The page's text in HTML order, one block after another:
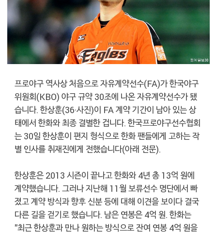
프로야구 역사상 처음으로 자유계약선수(FA)가 한국야구
위원회(KBO) 야구 규약 30조에 나온 자유계약선수가 됐
습니다. 한상훈(36·사진)이 FA 계약 기간이 남아 있는 상
태에서 한화와 최종 결별한 겁니다. 한국프로야구선수협회
는 30일 한상훈이 편지 형식으로 한화 팬들에게 고하는 작
별 인사를 취재진에게 전했습니다(아래 전문).
한상훈은 2013 시즌이 끝나고 한화와 4년 총 13억 원에
계약했습니다. 그러나 지난해 11월 보류선수 명단에서 빠
졌고 계약 방식과 향후 신분 등에 대해 이견을 보이다 결국
다른 길을 걷기로 했습니다. 남은 연봉은 4억 원. 한화는
"최근 한상훈과 만나 원하는 방식으로 잔여 연봉 4억 원을